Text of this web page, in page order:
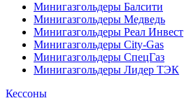
Минигазгольдеры Балсити
Минигазгольдеры Медведь
Минигазгольдеры Реал Инвест
Минигазгольдеры City-Gas
Минигазгольдеры СпецГаз
Минигазгольдеры Лидер ТЭК
Кессоны